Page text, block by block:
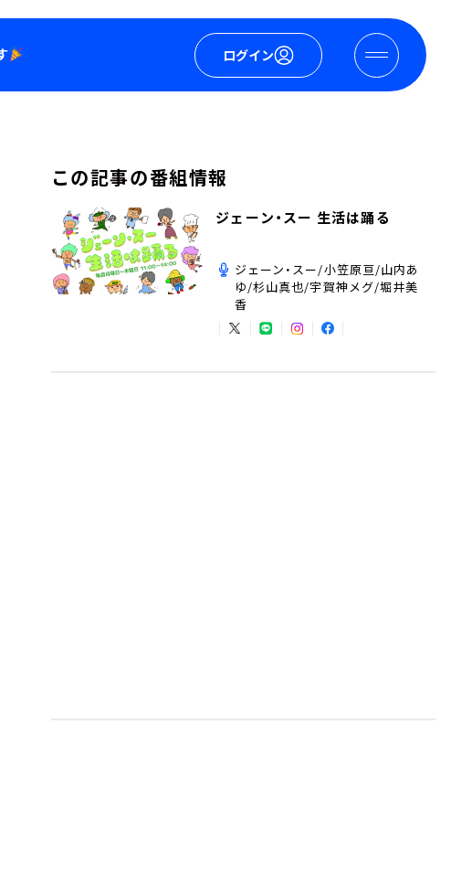
ログイン
この記事の番組情報
ジェーン・スー 生活は踊る
ジェーン・スー/小笠原亘/山内あ
ゆ/杉山真也/宇賀神メグ/堀井美
香